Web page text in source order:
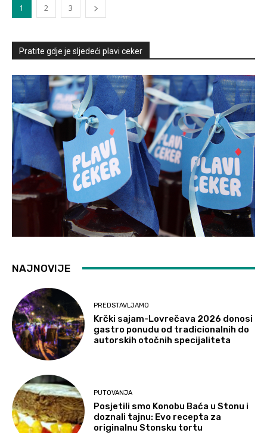
1 2 3
Pratite gdje je sljedeći plavi ceker
NAJNOVIJE
PREDSTAVLJAMO
Krčki sajam-Lovrečava 2026 donosi
gastro ponudu od tradicionalnih do
autorskih otočnih specijaliteta
PUTOVANJA
Posjetili smo Konobu Baća u Stonu i
doznali tajnu: Evo recepta za
originalnu Stonsku tortu